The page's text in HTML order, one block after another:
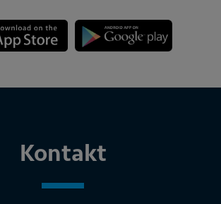
Kontakt